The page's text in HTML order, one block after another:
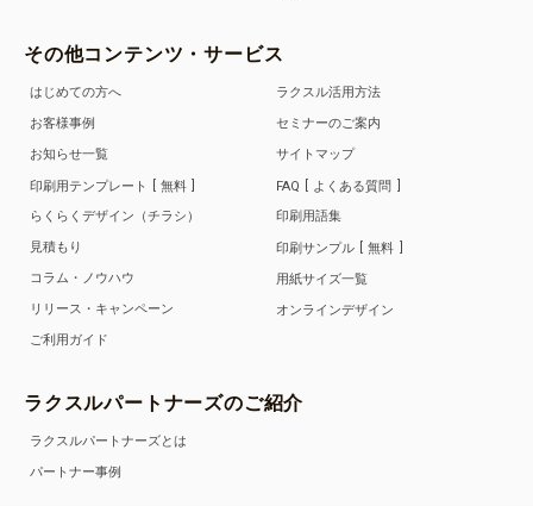
その他コンテンツ・サービス
はじめての方へ
お客様事例
お知らせ一覧
印刷用テンプレート
無料
らくらくデザイン（チラシ）
見積もり
コラム・ノウハウ
リリース・キャンペーン
ご利用ガイド
ラクスル活用方法
セミナーのご案内
サイトマップ
FAQ
よくある質問
印刷用語集
印刷サンプル
無料
用紙サイズ一覧
オンラインデザイン
ラクスルパートナーズのご紹介
ラクスルパートナーズとは
パートナー事例